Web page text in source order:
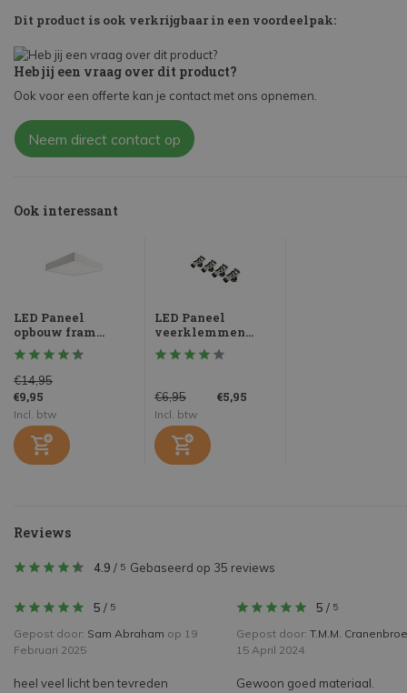
Dit product is ook verkrijgbaar in een voordeelpak:
Heb jij een vraag over dit product?
Ook voor een offerte kan je contact met ons opnemen.
Neem direct contact op
Ook interessant
LED Paneel
opbouw fram...
€14,95
€9,95
Incl. btw
LED Paneel
veerklemmen...
€6,95 €5,95
Incl. btw
Reviews
4.9 / 5 Gebaseerd op 35 reviews
5 / 5
Gepost door: Sam Abraham op 19
Februari 2025
heel veel licht ben tevreden
5 / 5
Gepost door: T.M.M.
15 April 2024
Gewoon goed materiaal.